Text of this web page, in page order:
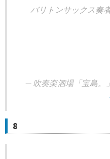
バリトンサックス奏
制
— 吹奏楽酒場「宝島。
8